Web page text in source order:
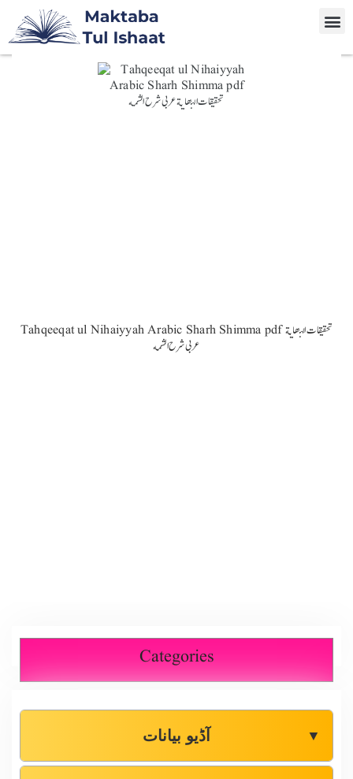
Tahqeeqat ul Nihaiyyah Arabic Sharh Shimma pdf تحقيقات النهاية
عربی شرح الشمه
Categories
آڈیو بیانات ▼